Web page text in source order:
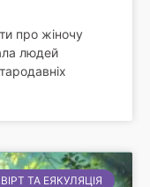
про жіночу
людей
ТА ЕЯКУЛЯЦІЯ